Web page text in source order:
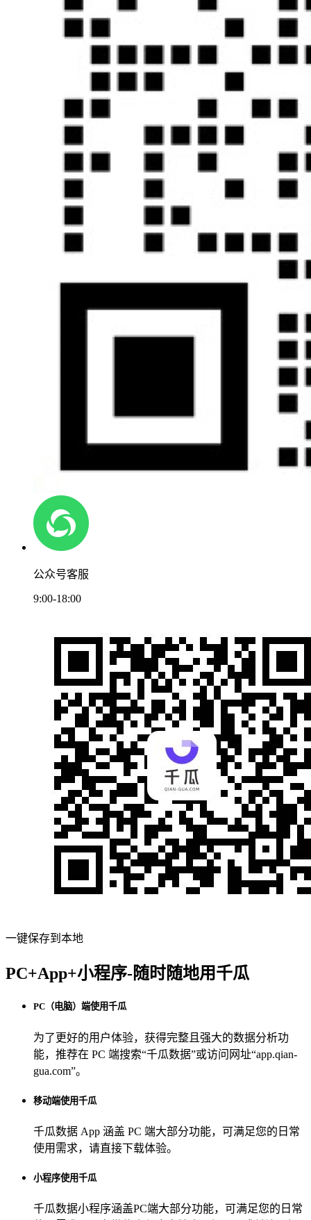
公众号客服
9:00-18:00
一键保存到本地
PC+App+小程序-随时随地用千瓜
PC（电脑）端使用千瓜
为了更好的用户体验，获得完整且强大的数据分析功
能，推荐在 PC 端搜索“千瓜数据”或访问网址“app.qian-
gua.com”。
移动端使用千瓜
千瓜数据 App 涵盖 PC 端大部分功能，可满足您的日常
使用需求，请直接下载体验。
小程序使用千瓜
千瓜数据小程序涵盖PC端大部分功能，可满足您的日常